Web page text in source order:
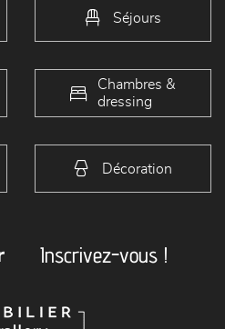
Séjours
Chambres &
dressing
Décoration
Inscrivez-vous !